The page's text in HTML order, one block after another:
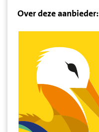
Over deze aanbieder: